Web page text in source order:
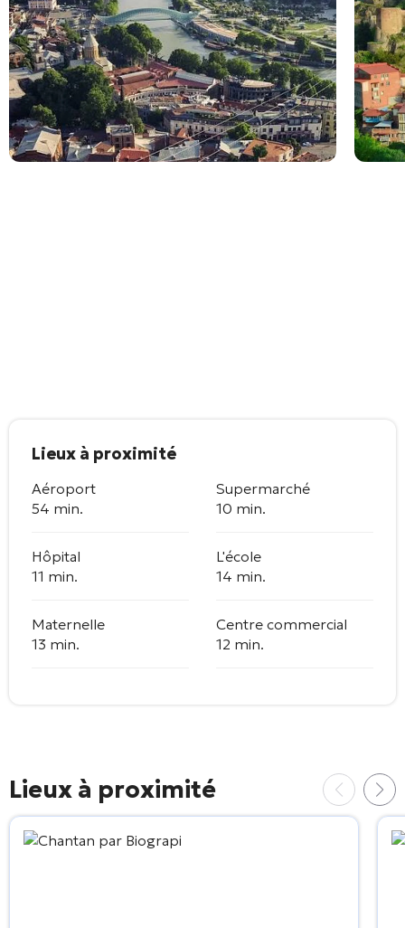
Lieux à proximité
Aéroport
54 min.
Supermarché
10 min.
Hôpital
11 min.
L'école
14 min.
Maternelle
13 min.
Centre commercial
12 min.
Lieux à proximité